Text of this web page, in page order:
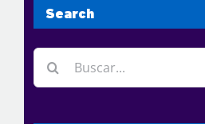
Search
Buscar: